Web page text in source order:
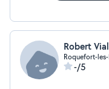
Robert
Roquefort-
-/5